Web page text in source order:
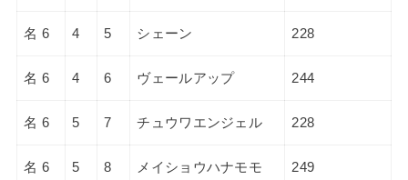
名 6 4 5 シェーン 228
名 6 4 6 ヴェールアップ 244
名 6 5 7 チュウワエンジェル 228
名 6 5 8 メイショウハナモモ 249